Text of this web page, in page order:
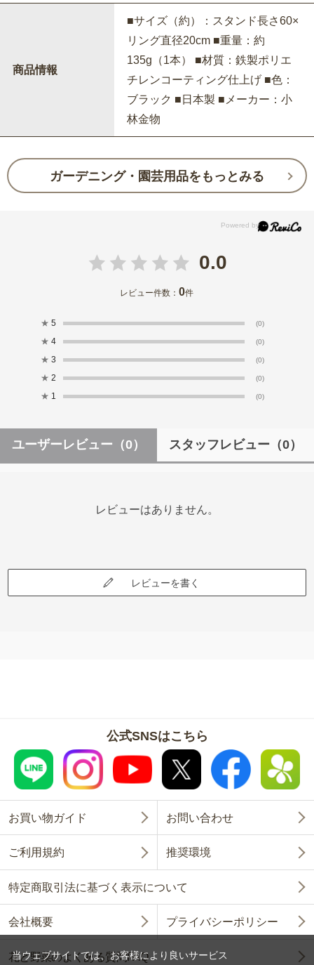
商品情報
■サイズ（約）：スタンド長さ60×
リング直径20cm ■重量：約
135g（1本） ■材質：鉄製ポリエ
チレンコーティング仕上げ ■色：
ブラック ■日本製 ■メーカー：小
林金物
ガーデニング・園芸用品をもっとみる
0.0
レビュー件数：0件
★ 5 (0)
★ 4 (0)
★ 3 (0)
★ 2 (0)
★ 1 (0)
ユーザーレビュー （0） スタッフレビュー （0）
レビューはありません。
レビューを書く
公式SNSはこちら
お買い物ガイド お問い合わせ
ご利用規約 推奨環境
特定商取引法に基づく表示について
会社概要 プライバシーポリシー
花と野菜のよくある質問FAQ
当ウェブサイトでは、お客様により良いサービス